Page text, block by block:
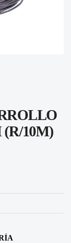
10M)